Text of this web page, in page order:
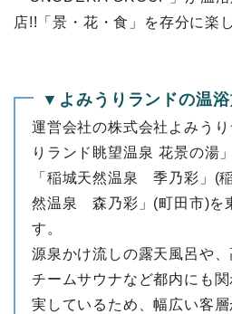
店!!「景・花・食」を存分に楽
▼よみうりランドの温
運営会社の株式会社よみう
りランド眺望温泉 花景の湯
「稲城天然温泉 季乃彩」(
然温泉 森乃彩」(町田市)を
す。
源泉かけ流しの露天風呂や
チームサウナなど都内にも
実しているため、幅広い客